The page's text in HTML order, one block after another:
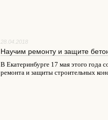
28.04.2018
Научим ремонту и защите
В Екатеринбурге 17 мая этого года
ремонта и защиты строительных